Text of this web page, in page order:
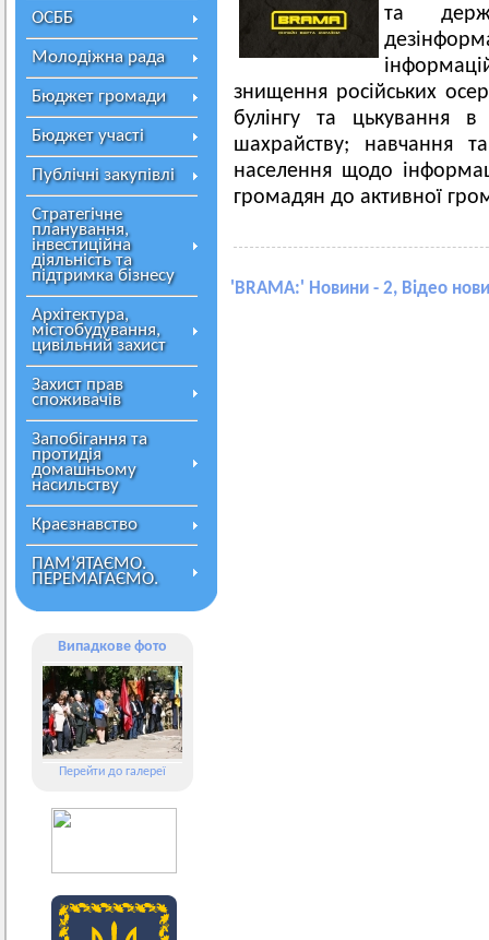
ОСББ
Молодіжна рада
Бюджет громади
Бюджет участі
Публічні закупівлі
Стратегічне
планування,
інвестиційна
діяльність та
підтримка бізнесу
Архітектура,
містобудування,
цивільний захист
Захист прав
споживачів
Запобігання та
протидія
домашньому
насильству
Краєзнавство
ПАМ’ЯТАЄМО.
ПЕРЕМАГАЄМО.
Випадкове фото
Перейти до галереї
та
знищення російських
булінгу та цькування
шахрайству; навчання та
населення щодо
громадян до активної
' BRAMA:' Новини - 2, Відео